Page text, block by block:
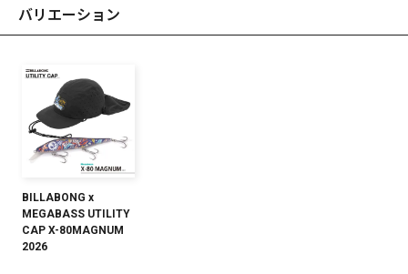
バリエーション
BILLABONG x
MEGABASS UTILITY
CAP X-80MAGNUM
2026